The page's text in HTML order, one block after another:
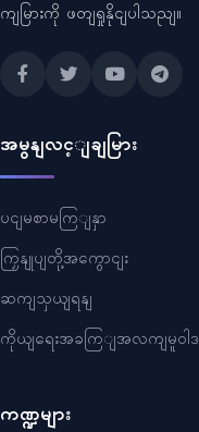
ကျမြားကို ဖတျရှုနိုငျပါသညျ။
အမွနျလင့ျချမြား
ပငျမစာမကြျနှာ
ကြှနျုပျတို့အကွောငျး
ဆကျသှယျရနျ
ကိုယျရေးအခကြျအလကျမူဝါဒ
ကဏ္ဍများ